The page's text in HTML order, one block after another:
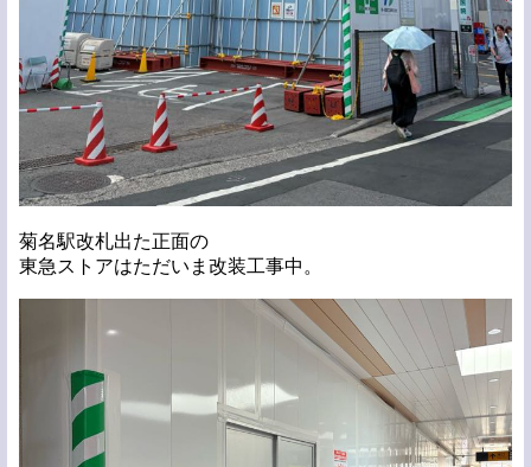
菊名駅改札出た正面の
東急ストアはただいま改装工事中。